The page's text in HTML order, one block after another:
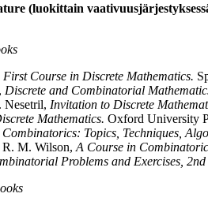
(luokittain
First Course in Discrete Mathematics.
Discrete and Combinatorial
Nesetril, Invitation to Discrete
Mathematics. Oxford University
Combinatorics: Topics, Techniques,
M. Wilson, A Course in
Problems and Exercises, 2nd